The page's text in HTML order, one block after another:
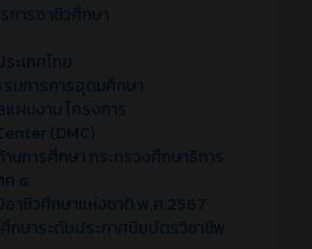
การอาชีวศึกษา
ะเทศไทย
มการการอุดมศึกษา
ผนงาน โครงการ
(DMC)
การศึกษา กระทรวงศึกษาธิการ
ค ๔
ชีวศึกษาแห่งชาติ พ.ศ.2567
ษาระดับประกาศนียบัตรวิชาชีพ